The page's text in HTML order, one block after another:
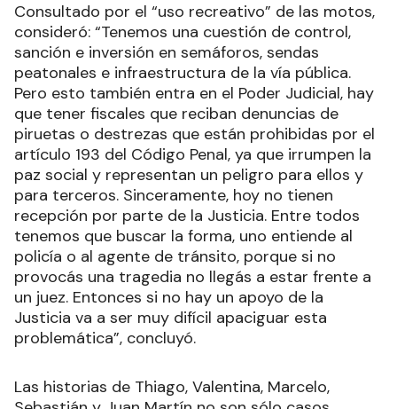
Consultado por el “uso recreativo” de las motos,
consideró: “Tenemos una cuestión de control,
sanción e inversión en semáforos, sendas
peatonales e infraestructura de la vía pública.
Pero esto también entra en el Poder Judicial, hay
que tener fiscales que reciban denuncias de
piruetas o destrezas que están prohibidas por el
artículo 193 del Código Penal, ya que irrumpen la
paz social y representan un peligro para ellos y
para terceros. Sinceramente, hoy no tienen
recepción por parte de la Justicia. Entre todos
tenemos que buscar la forma, uno entiende al
policía o al agente de tránsito, porque si no
provocás una tragedia no llegás a estar frente a
un juez. Entonces si no hay un apoyo de la
Justicia va a ser muy difícil apaciguar esta
problemática”, concluyó.
Las historias de Thiago, Valentina, Marcelo,